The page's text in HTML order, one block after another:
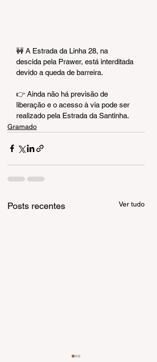
🚧 A Estrada da Linha 28, na
descida pela Prawer, está interditada
devido a queda de barreira.
👉 Ainda não há previsão de
liberação e o acesso à via pode ser
realizado pela Estrada da Santinha.
Gramado
Posts recentes Ver tudo